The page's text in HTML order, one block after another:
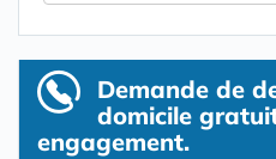
Demande de
domicile
engagement.